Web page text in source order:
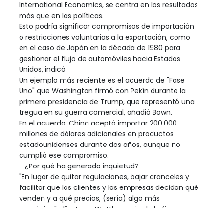
International Economics, se centra en los resultados
más que en las políticas.
Esto podría significar compromisos de importación
o restricciones voluntarias a la exportación, como
en el caso de Japón en la década de 1980 para
gestionar el flujo de automóviles hacia Estados
Unidos, indicó.
Un ejemplo más reciente es el acuerdo de "Fase
Uno" que Washington firmó con Pekín durante la
primera presidencia de Trump, que representó una
tregua en su guerra comercial, añadió Bown.
En el acuerdo, China aceptó importar 200.000
millones de dólares adicionales en productos
estadounidenses durante dos años, aunque no
cumplió ese compromiso.
- ¿Por qué ha generado inquietud? -
"En lugar de quitar regulaciones, bajar aranceles y
facilitar que los clientes y las empresas decidan qué
venden y a qué precios, (sería) algo más